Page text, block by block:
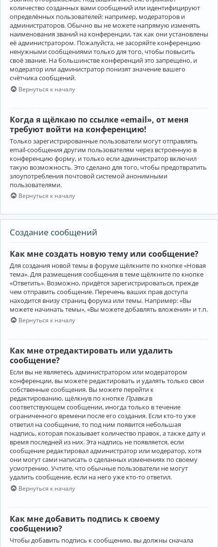
количество созданных вами сообщений или идентифицируют
определённых пользователей: например, модераторов и
администраторов. Обычно вы не можете напрямую изменять
наименования званий на конференции, так как они установлены
её администратором. Пожалуйста, не засоряйте конференцию
ненужными сообщениями только для того, чтобы повысить
своё звание. На большинстве конференций это запрещено, и
модератор или администратор понизят значение вашего
счётчика сообщений.
Вернуться к началу
Когда я щёлкаю по ссылке «email», от меня
требуют войти на конференцию!
Только зарегистрированные пользователи могут отправлять
email-сообщения другим пользователям через встроенную в
конференцию форму, и только если администратор включил
такую возможность. Это сделано для того, чтобы предотвратить
злоупотребления почтовой системой анонимными
пользователями.
Вернуться к началу
Создание сообщений
Как мне создать новую тему или сообщение?
Для создания новой темы в форуме щёлкните по кнопке «Новая
тема». Для размещения сообщения в теме щёлкните по кнопке
«Ответить». Возможно, придётся зарегистрироваться, прежде
чем отправить сообщение. Перечень ваших прав доступа
находится внизу страниц форума или темы. Например: «Вы
можете начинать темы», «Вы можете добавлять вложения» и т.п.
Вернуться к началу
Как мне отредактировать или удалить
сообщение?
Если вы не являетесь администратором или модератором
конференции, вы можете редактировать и удалять только свои
собственные сообщения. Вы можете перейти к
редактированию, щёлкнув по кнопке Правкав
соответствующем сообщении, иногда только в течение
ограниченного времени после его создания. Если кто-то уже
ответил на сообщение, то под ним появится небольшая
надпись, которая показывает количество правок, а также дату и
время последней из них. Эта надпись не появляется, если
сообщение редактировал администратор или модератор, хотя
они могут сами написать о сделанных изменениях по своему
усмотрению. Учтите, что обычные пользователи не могут
удалить сообщение, если на него уже кто-то ответил.
Вернуться к началу
Как мне добавить подпись к своему
сообщению?
Чтобы добавить подпись к сообщению, вы должны сначала